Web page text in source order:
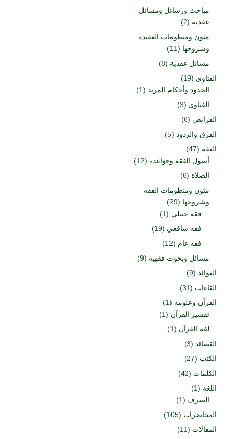
مباحث ورسائل ومسائل
عقدية (2)
متون ومنظومات العقيدة
وشروحها (11)
مسائل عقدية (8)
الفتاوى (19)
الحدود وأحكام المرتد (1)
الفتاوى (3)
الفرائض (6)
الفرق والردود (5)
الفقه (47)
أصول الفقه وقواعده (12)
الصلاة (6)
متون ومنظومات الفقه
وشروحها (29)
فقه حنبلي (1)
فقه شافعي (19)
فقه عام (12)
مسائل وبحوث فقهية (9)
الفوائد (9)
القاءات (31)
القرآن وعلومه (1)
تفسير القرآن (1)
لغة القرآن (1)
القصائد (3)
الكتب (27)
الكلمات (42)
اللغة (1)
الصرف (1)
المحاضرات (105)
المقالات (11)